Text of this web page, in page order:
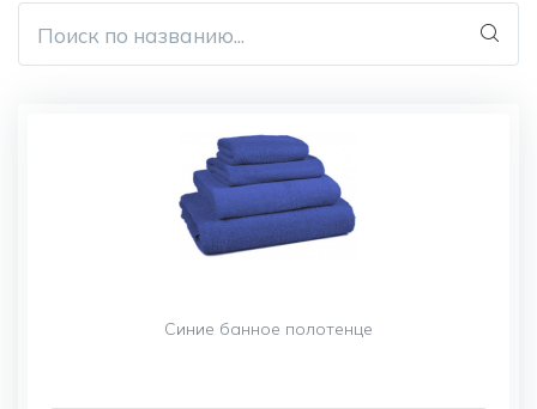
Поиск по названию...
Синие банное полотенце